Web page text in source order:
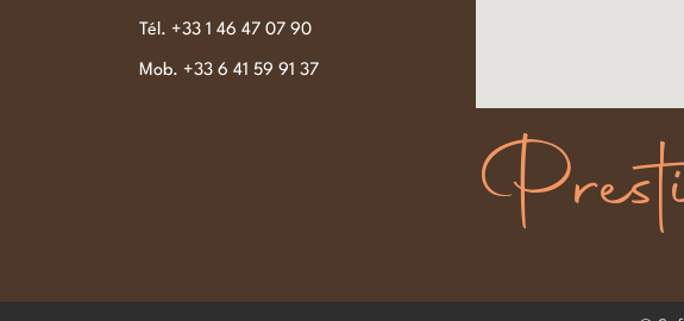
Tél. +33 1 46 47 07 90
Mob. +33 6 41 59 91 37